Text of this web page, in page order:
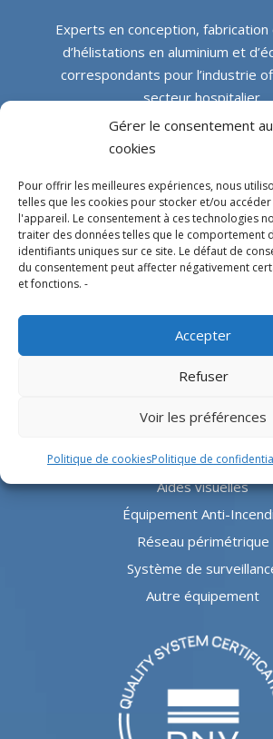
Gérer le consentement
cookies
Pour offrir les meilleures expériences, nous
telles que les cookies pour stocker et/ou
l'appareil. Le consentement à ces technologies
traiter des données telles que le comportement
identifiants uniques sur ce site. Le défaut de
du consentement peut affecter négativement
et fonctions. -
Accepter
Refuser
Voir les préférences
Politique de cookiesPolitique de
Experts en conception,
d’hélistations en aluminium et
correspondants pour l’industrie
secteur hospitalier.
SIÈGE SOCIAL
Parque Empresarial L’Horta Vella,
Bétera, Valencia, Spain
+34 961 250 549
PRODUITS
Aludeck®
Safe Aludeck®
Aides visuelles
Équipement Anti-
Réseau périmétrique
Système de
Autre équipement